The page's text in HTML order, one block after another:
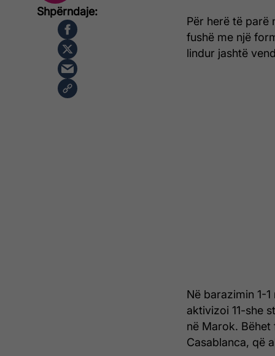
Për herë të parë
fushë me një
lindur jashtë
Në barazimin 1-
aktivizoi 11-she
në Marok. Bëhet
Casablanca, që